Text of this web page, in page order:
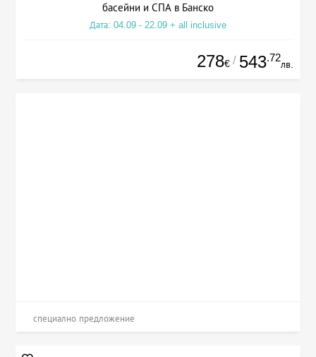
басейни и СПА в Банско
Дата: 04.09 - 22.09 + all inclusive
278€ / 543.72
лв.
специално предложение